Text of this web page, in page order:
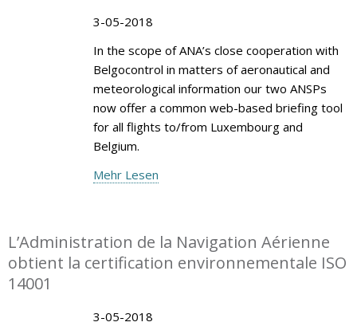
3-05-2018
In the scope of ANA’s close cooperation with
Belgocontrol in matters of aeronautical and
meteorological information our two ANSPs
now offer a common web-based briefing tool
for all flights to/from Luxembourg and
Belgium.
Mehr Lesen
L’Administration de la Navigation Aérienne
obtient la certification environnementale ISO
14001
3-05-2018